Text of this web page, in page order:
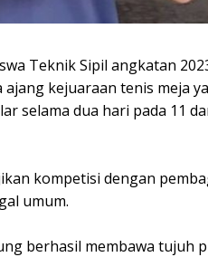
Teknik Sipil angkatan
kejuaraan tenis meja
selama dua hari pada 11
kompetisi dengan
umum.
berhasil membawa tujuh